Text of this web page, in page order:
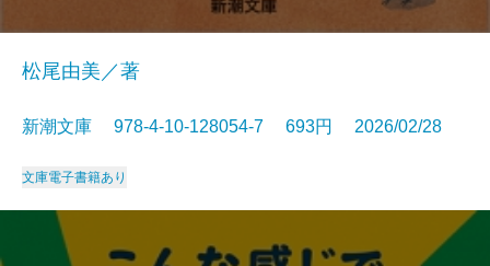
松尾由美／著
新潮文庫 978-4-10-128054-7 693円 2026/02/28
文庫電子書籍あり